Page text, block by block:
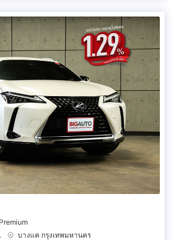
บางแค กรุงเทพมหานคร